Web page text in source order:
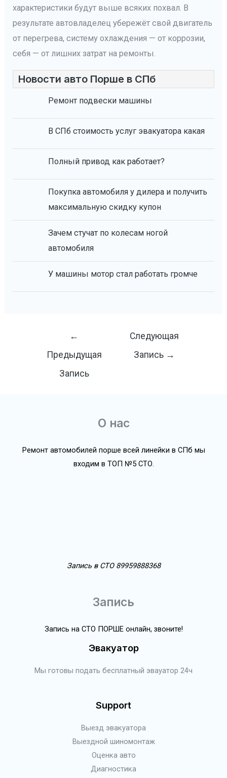
характеристики будут выше всяких похвал. В
результате автовладелец убережёт свой двигатель
от перегрева, систему охлаждения — от коррозии,
себя — от лишних затрат на ремонты.
Новости авто Порше в СПб
Ремонт подвески машины
В СПб стоимость услуг эвакуатора какая
Полный привод как работает?
Покупка автомобиля у дилера и получить
максимальную скидку купон
Зачем стучат по колесам ногой
автомобиля
У машины мотор стал работать громче
записям
←
Предыдущая
Запись
Следующая
Запись →
О нас
Ремонт автомобилей порше всей линейки в СПб мы
входим в ТОП №5 СТО.
Запись в СТО 89959888368
Запись
Запись на СТО ПОРШЕ онлайн, звоните!
Эвакуатор
Мы готовы подать бесплатный эвауатор 24ч
Support
Выезд эвакуатора
Выездной шиномонтаж
Оценка авто
Диагностика